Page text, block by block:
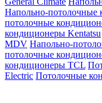
Напольно-потолочные
потолочные
кондиционеры Kentatsu
MDV Напольно-
потолочные
кондиционеры TCL
Electric Потолочные